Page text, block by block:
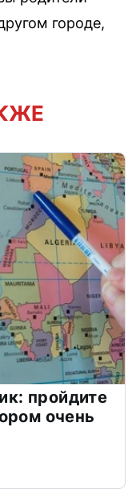
городе,
пройдите
очень